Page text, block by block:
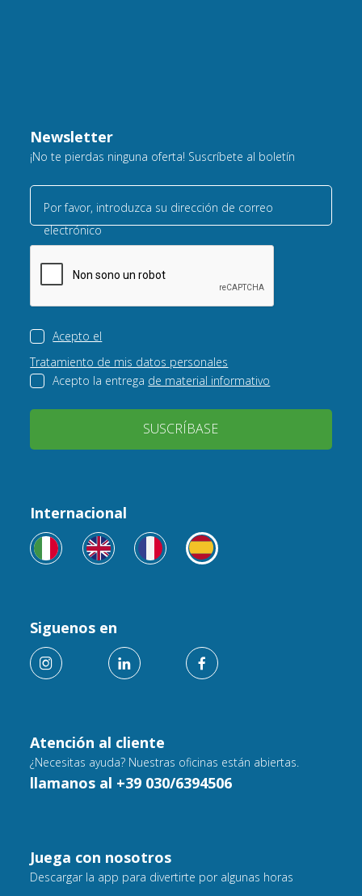
Newsletter
¡No te pierdas ninguna oferta! Suscríbete al boletín
Por favor, introduzca su dirección de correo
electrónico
Acepto el
Tratamiento de mis datos personales
Acepto la entrega de material informativo
SUSCRÍBASE
Atención al cliente
¿Necesitas ayuda? Nuestras oficinas están abiertas.
llamanos al +39 030/6394506
Internacional
Siguenos en
Juega con nosotros
Descargar la app para divertirte por algunas horas